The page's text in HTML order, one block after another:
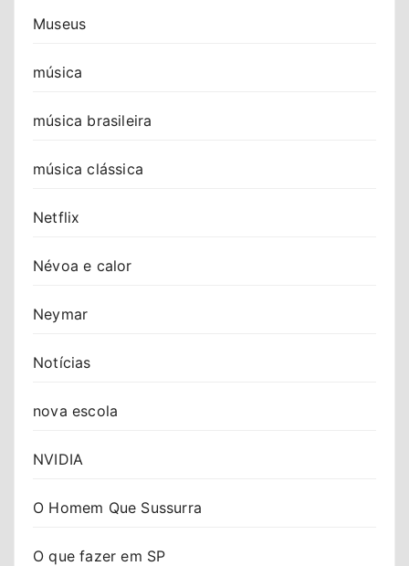
Museus
música
música brasileira
música clássica
Netflix
Névoa e calor
Neymar
Notícias
nova escola
NVIDIA
O Homem Que Sussurra
O que fazer em SP